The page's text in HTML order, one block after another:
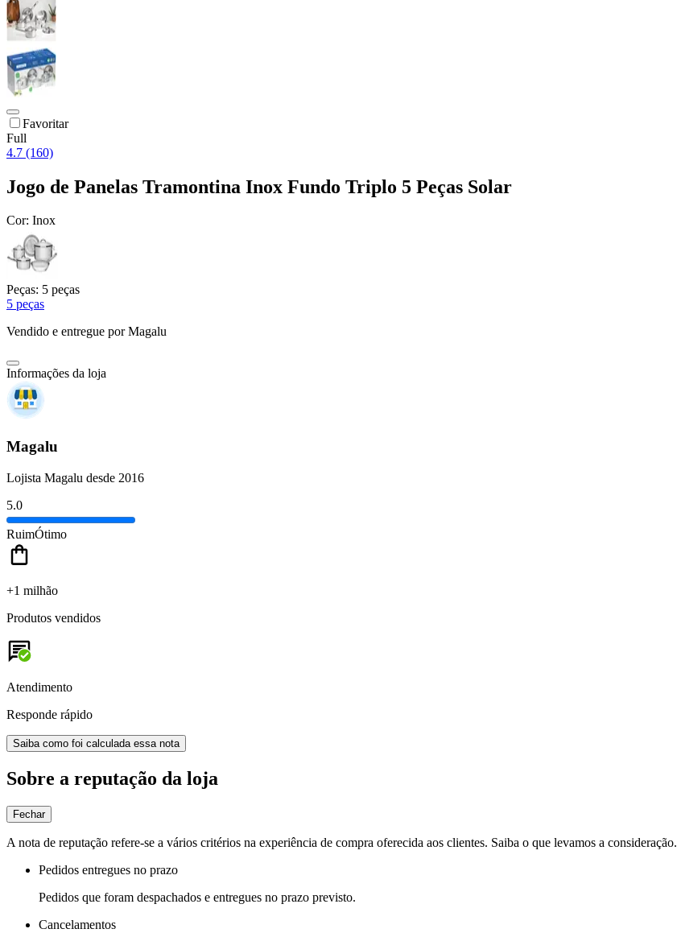
Favoritar
Full
4.7 (160)
Jogo de Panelas Tramontina Inox Fundo Triplo 5 Peças Solar
Cor: Inox
Peças: 5 peças
5 peças
Vendido e entregue por Magalu
Informações da loja
Magalu
Lojista Magalu desde 2016
5.0
RuimÓtimo
+1 milhão
Produtos vendidos
Atendimento
Responde rápido
Saiba como foi calculada essa nota
Sobre a reputação da loja
Fechar
A nota de reputação refere-se a vários critérios na experiência de compra oferecida aos clientes. Saiba o que levamos a consideração.
Pedidos entregues no prazo
Pedidos que foram despachados e entregues no prazo previsto.
Cancelamentos